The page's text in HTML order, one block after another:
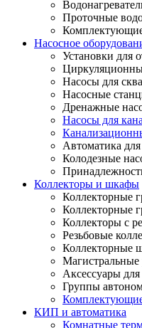
Проточные
Комплектующие
Насосное
Установки для
Насосы для
Насосные
Дренажные
Насосы для
Автоматика
Колодезные
Коллекторы и шкафы
Коллекторные
Коллекторные
Коллекторы с
Резьбовые
Коллекторные
Магистральные
Аксессуары для
Группы
Комплектующие
КИП и автоматика
Комнатные